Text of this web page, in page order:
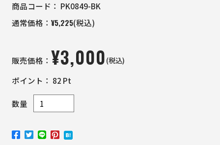
商品コード： PK0849-BK
通常価格： ¥5,225(税込)
販売価格： ¥3,000(税込)
ポイント： 82 Pt
数量